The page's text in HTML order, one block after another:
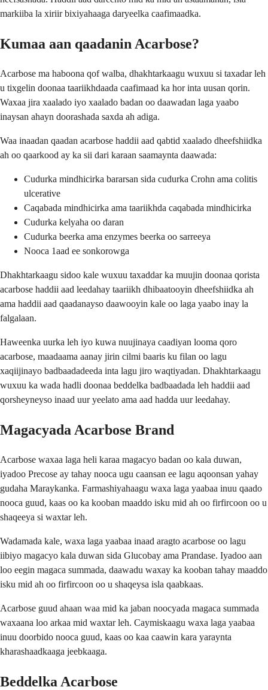
markiiba la xiriir bixiyahaaga daryeelka caafimaadka.
Kumaa aan qaadanin Acarbose?
Acarbose ma haboona qof walba, dhakhtarkaagu wuxuu si taxadar leh
u tixgelin doonaa taariikhdaada caafimaad ka hor inta uusan qorin.
Waxaa jira xaalado iyo xaalado badan oo daawadan laga yaabo
inaysan ahayn doorashada saxda ah adiga.
Waa inaadan qaadan acarbose haddii aad qabtid xaalado dheefshiidka
ah oo qaarkood ay ka sii dari karaan saamaynta daawada:
Cudurka mindhicirka bararsan sida cudurka Crohn ama colitis
ulcerative
Caqabada mindhicirka ama taariikhda caqabada mindhicirka
Cudurka kelyaha oo daran
Cudurka beerka ama enzymes beerka oo sarreeya
Nooca 1aad ee sonkorowga
Dhakhtarkaagu sidoo kale wuxuu taxaddar ka muujin doonaa qorista
acarbose haddii aad leedahay taariikh dhibaatooyin dheefshiidka ah
ama haddii aad qaadanayso daawooyin kale oo laga yaabo inay la
falgalaan.
Haweenka uurka leh iyo kuwa nuujinaya caadiyan looma qoro
acarbose, maadaama aanay jirin cilmi baaris ku filan oo lagu
xaqiijinayo badbaadadeeda inta lagu jiro waqtiyadan. Dhakhtarkaagu
wuxuu ka wada hadli doonaa beddelka badbaadada leh haddii aad
qorsheyneyso inaad uur yeelato ama aad hadda uur leedahay.
Magacyada Acarbose Brand
Acarbose waxaa laga heli karaa magacyo badan oo kala duwan,
iyadoo Precose ay tahay nooca ugu caansan ee lagu aqoonsan yahay
gudaha Maraykanka. Farmashiyahaagu waxa laga yaabaa inuu qaado
nooca guud, kaas oo ka kooban maaddo isku mid ah oo firfircoon oo u
shaqeeya si waxtar leh.
Wadamada kale, waxa laga yaabaa inaad aragto acarbose oo lagu
iibiyo magacyo kala duwan sida Glucobay ama Prandase. Iyadoo aan
loo eegin magaca summada, daawadu waxay ka kooban tahay maaddo
isku mid ah oo firfircoon oo u shaqeysa isla qaabkaas.
Acarbose guud ahaan waa mid ka jaban noocyada magaca summada
waxaana loo arkaa mid waxtar leh. Caymiskaagu waxa laga yaabaa
inuu doorbido nooca guud, kaas oo kaa caawin kara yaraynta
kharashaadkaaga jeebkaaga.
Beddelka Acarbose